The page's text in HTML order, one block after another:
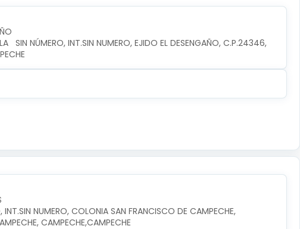
SIN NÚMERO, INT.SIN NUMERO, EJIDO EL DESENGAÑO, C.P.24346,
INT.SIN NUMERO, COLONIA SAN FRANCISCO DE CAMPECHE,
CAMPECHE,CAMPECHE